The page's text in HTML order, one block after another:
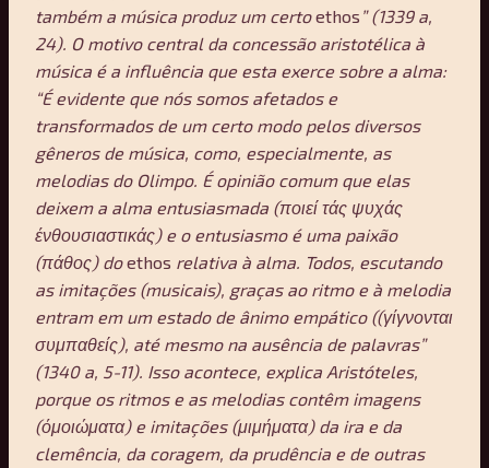
também a música produz um certoethos ” (1339 a,
24). O motivo central da concessão aristotélica à
música é a influência que esta exerce sobre a alma:
“É evidente que nós somos afetados e
transformados de um certo modo pelos diversos
gêneros de música, como, especialmente, as
melodias do Olimpo. É opinião comum que elas
deixem a alma entusiasmada (ποιεί τάς ψυχάς
ένθουσιαστικάς) e o entusiasmo é uma paixão
(πάθος) doethos relativa à alma. Todos, escutando
as imitações (musicais), graças ao ritmo e à melodia
entram em um estado de ânimo empático ((γίγνονται
συμπαθείς), até mesmo na ausência de palavras”
(1340 a, 5-11). Isso acontece, explica Aristóteles,
porque os ritmos e as melodias contêm imagens
(όμοιώματα) e imitações (μιμήματα) da ira e da
clemência, da coragem, da prudência e de outras